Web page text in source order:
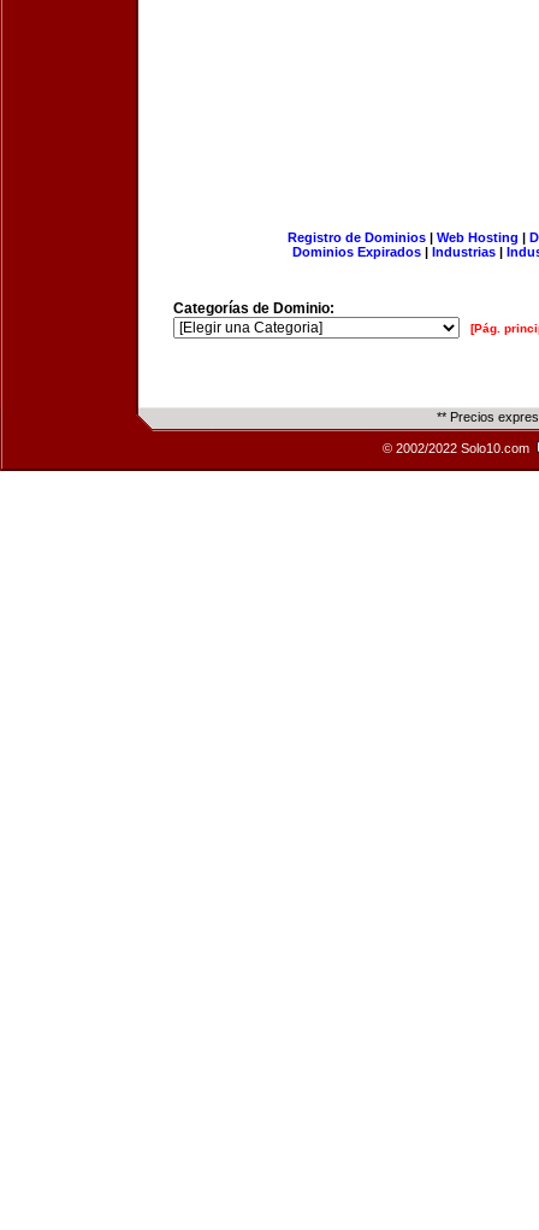
Registro de Dominios| Web Hosting |
Dominios Expirados | Industrias |
Categorías de Dominio:
[Pág.
** Precios
© 2002/2022 Solo10.com